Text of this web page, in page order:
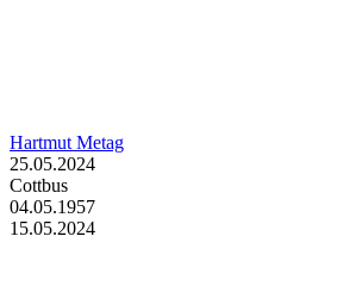
Hartmut Metag
25.05.2024
Cottbus
04.05.1957
15.05.2024